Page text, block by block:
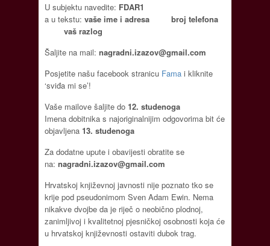
U subjektu navedite: FDAR1
a u tekstu: vaše ime i adresa
broj telefona
vaš razlog
Šaljite na mail: nagradni.izazov@gmail.com
Posjetite našu facebook stranicu Fama i kliknite
‘sviđa mi se’!
Vaše mailove šaljite do 12. studenoga
Imena dobitnika s najoriginalnijim odgovorima bit će
objavljena 13. studenoga
Za dodatne upute i obavijesti obratite se
na: nagradni.izazov@gmail.com
Hrvatskoj književnoj javnosti nije poznato tko se
krije pod pseudonimom Sven Adam Ewin. Nema
nikakve dvojbe da je riječ o neobično plodnoj,
zanimljivoj i kvalitetnoj pjesničkoj osobnosti koja će
u hrvatskoj književnosti ostaviti dubok trag.